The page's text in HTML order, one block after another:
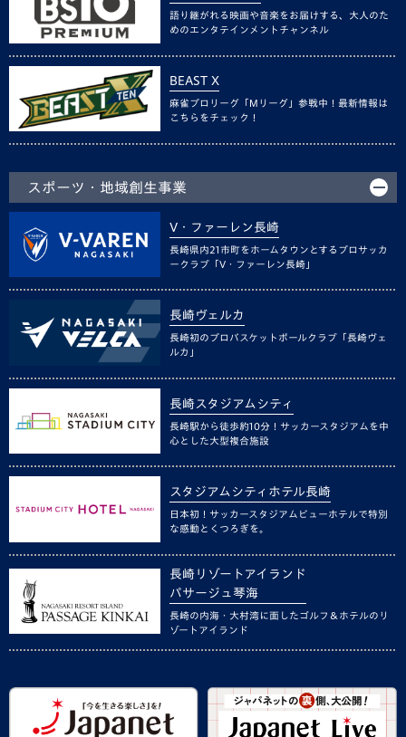
語り継がれる映画や音楽をお届けする、大人のた
めのエンタテインメントチャンネル
BEAST X
麻雀プロリーグ「Mリーグ」参戦中！最新情報は
こちらをチェック！
スポーツ・地域創生事業
V・ファーレン長崎
長崎県内21市町をホームタウンとするプロサッカ
ークラブ「V・ファーレン長崎」
長崎ヴェルカ
長崎初のプロバスケットボールクラブ「長崎ヴェ
ルカ」
長崎スタジアムシティ
長崎駅から徒歩約10分！サッカースタジアムを中
心とした大型複合施設
スタジアムシティホテル長崎
日本初！サッカースタジアムビューホテルで特別
な感動とくつろぎを。
長崎リゾートアイランド
パサージュ琴海
長崎の内海・大村湾に面したゴルフ＆ホテルのリ
ゾートアイランド